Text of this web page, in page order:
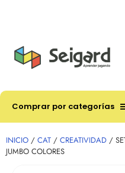
Comprar por categorías
INICIO / CAT / CREATIVIDAD /
JUMBO COLORES